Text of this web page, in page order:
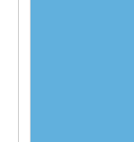
Informatie